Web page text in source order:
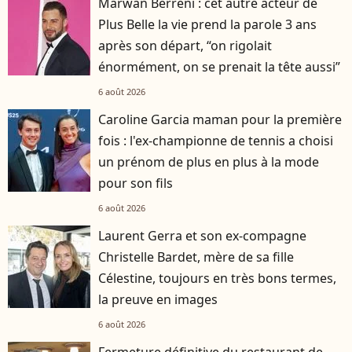
Plus Belle la vie prend la parole 3 ans
après son départ, “on rigolait
énormément, on se prenait la tête aussi”
6 août 2026
Caroline Garcia maman pour la première
fois : l'ex-championne de tennis a choisi
un prénom de plus en plus à la mode
pour son fils
6 août 2026
Laurent Gerra et son ex-compagne
Christelle Bardet, mère de sa fille
Célestine, toujours en très bons termes,
la preuve en images
6 août 2026